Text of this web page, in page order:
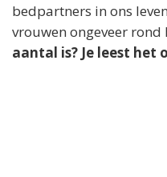
bedpartners in ons
vrouwen ongeveer
aantal is? Je leest het